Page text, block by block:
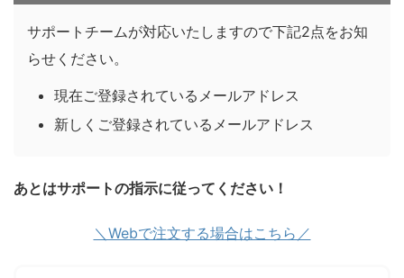
サポートチームが対応いたしますので下記2点をお知
らせください。
現在ご登録されているメールアドレス
新しくご登録されているメールアドレス
あとはサポートの指示に従ってください！
＼Webで注文する場合はこちら／